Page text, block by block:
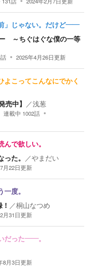
」じゃない。だけど――
～ちぐはぐな僕の一等
話 2025年4月26日更新
こってこんなにでかく
売中】 ／浅葱
連載中 1002話
で欲しい。
た。 ／やまだい
月22日更新
度。
／桐山なつめ
月31日更新
だった――。
8月3日更新